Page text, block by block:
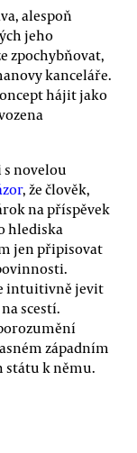
alespoň
jeho
zpochybňovat,
kanceláře.
hájit jako
s novelou
, že člověk,
na příspěvek
hlediska
jen připisovat
intuitivně jevit
scestí.
západním
státu k němu.